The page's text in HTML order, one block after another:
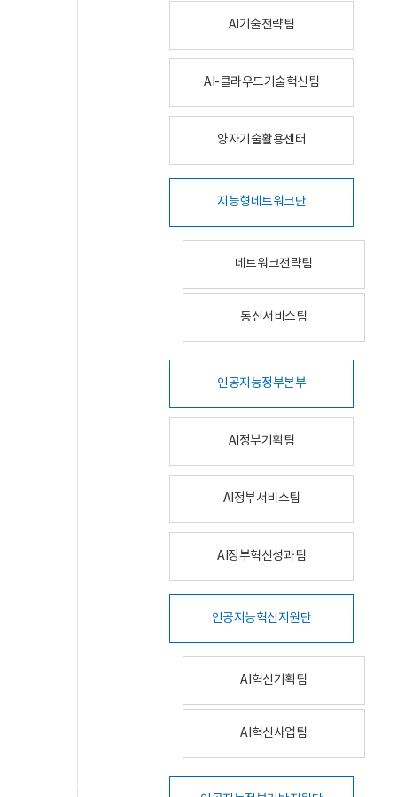
AI기술전략팀
AI-클라우드기술혁신팀
양자기술활용센터
지능형네트워크단
네트워크전략팀
통신서비스팀
인공지능정부본부
AI정부기획팀
AI정부서비스팀
AI정부혁신성과팀
인공지능혁신지원단
AI혁신기획팀
AI혁신사업팀